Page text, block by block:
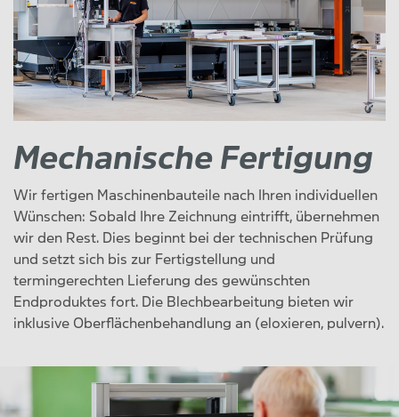
Mechanische Fertigung
Wir fertigen Maschinenbauteile nach Ihren individuellen
Wünschen: Sobald Ihre Zeichnung eintrifft, übernehmen
wir den Rest. Dies beginnt bei der technischen Prüfung
und setzt sich bis zur Fertigstellung und
termingerechten Lieferung des gewünschten
Endproduktes fort. Die Blechbearbeitung bieten wir
inklusive Oberflächenbehandlung an (eloxieren, pulvern).